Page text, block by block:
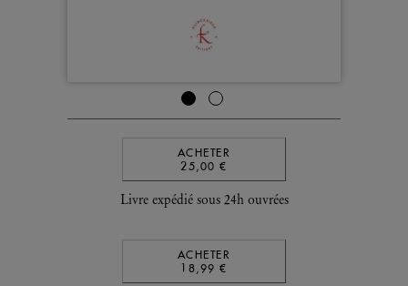
ACHETER
25,00 €
Livre expédié sous 24h ouvrées
ACHETER
18,99 €